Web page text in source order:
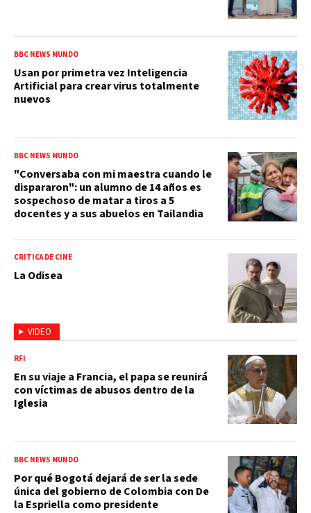
BBC NEWS MUNDO
Usan por primetra vez Inteligencia
Artificial para crear virus totalmente
nuevos
BBC NEWS MUNDO
"Conversaba con mi maestra cuando le
dispararon": un alumno de 14 años es
sospechoso de matar a tiros a 5
docentes y a sus abuelos en Tailandia
VIDEO
CRÍTICA DE CINE
La Odisea
RFI
En su viaje a Francia, el papa se reunirá
con víctimas de abusos dentro de la
Iglesia
BBC NEWS MUNDO
Por qué Bogotá dejará de ser la sede
única del gobierno de Colombia con De
la Espriella como presidente